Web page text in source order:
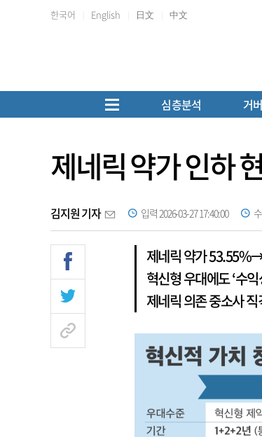
한국어 English 日文 中文
심층분석 거
제네릭 약가 인하
김지원 기자 입력 2026-03-27 17:40:00
제네릭 약가
혁신형 우대에도 ‘수
제네릭 의존 중소사